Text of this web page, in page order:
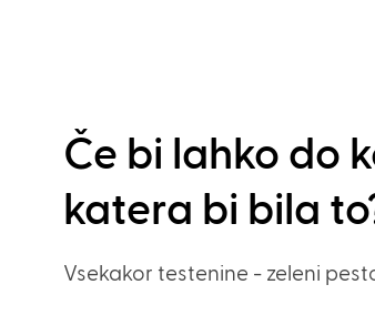
Če bi lahko do
katera bi bila
Vsekakor testenine - zeleni